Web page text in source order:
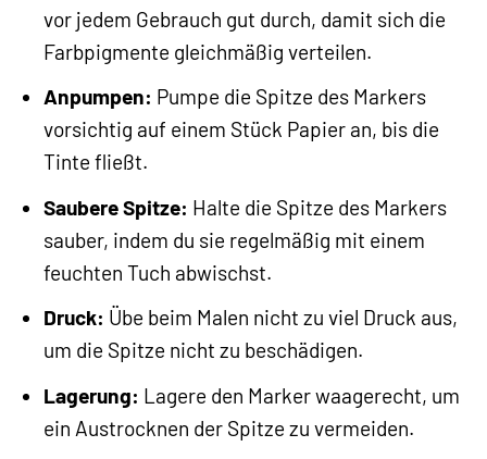
vor jedem Gebrauch gut durch, damit sich die
Farbpigmente gleichmäßig verteilen.
Anpumpen: Pumpe die Spitze des Markers
vorsichtig auf einem Stück Papier an, bis die
Tinte fließt.
Saubere Spitze: Halte die Spitze des Markers
sauber, indem du sie regelmäßig mit einem
feuchten Tuch abwischst.
Druck: Übe beim Malen nicht zu viel Druck aus,
um die Spitze nicht zu beschädigen.
Lagerung: Lagere den Marker waagerecht, um
ein Austrocknen der Spitze zu vermeiden.